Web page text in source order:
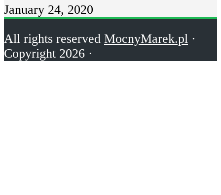
January 24, 2020
All rights reserved MocnyMarek.pl ·
Copyright 2026 ·